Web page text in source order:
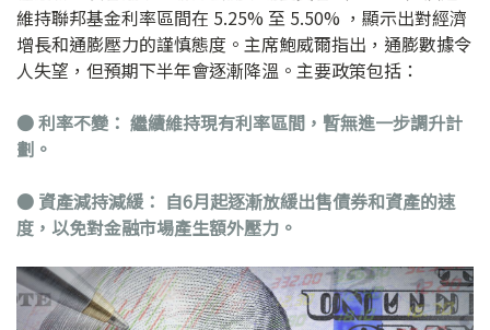
維持聯邦基金利率區間在 5.25% 至 5.50% ，顯示出對經濟
增長和通膨壓力的謹慎態度。主席鮑威爾指出，通膨數據令
人失望，但預期下半年會逐漸降溫。主要政策包括：
●利率不變： 繼續維持現有利率區間，暫無進一步調升計
劃。
● 資產減持減緩： 自6月起逐漸放緩出售債券和資產的速
度，以免對金融市場產生額外壓力。